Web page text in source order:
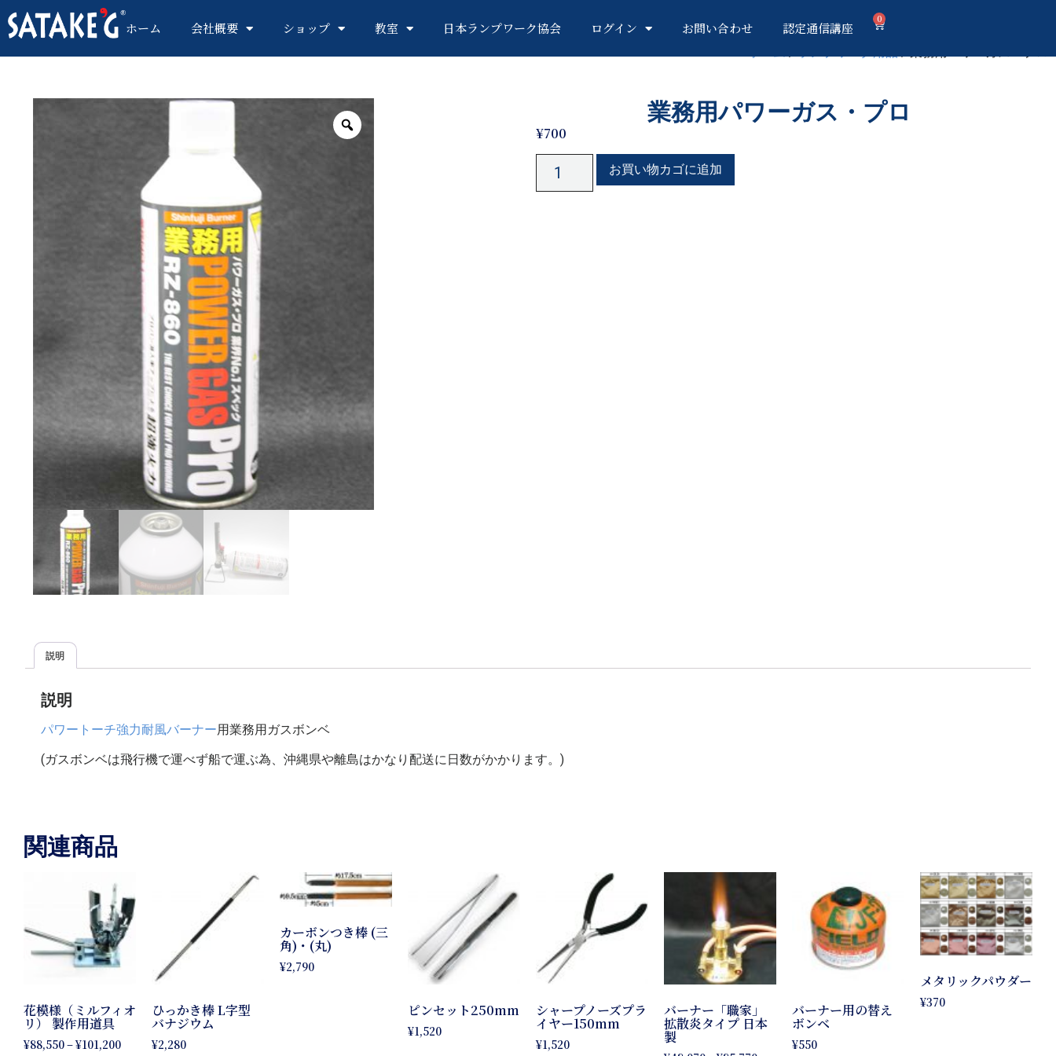
ホーム 会社概要 ショップ 教室 日本ランプワーク協会 ログイン お問い合わせ 認定通信講座
0
業務用パワーガス・プロ
¥700
お買い物カゴに追加
説明
説明
パワートーチ強力耐風バーナー用業務用ガスボンベ
(ガスボンベは飛行機で運べず船で運ぶ為、沖縄県や離島はかなり配送に日数がかかります。)
関連商品
花模様（ミルフィオ
リ） 製作用道具
¥88,550–¥101,200
ひっかき棒 L字型
バナジウム
¥2,280
カーボンつき棒 (三
角)・(丸)
¥2,790
ピンセット250mm
¥1,520
シャープノーズプラ
イヤー150mm
¥1,520
バーナー「職家」
拡散炎タイプ 日本
製
バーナー用の替え
ボンベ
¥550
メタリックパウダー
¥370